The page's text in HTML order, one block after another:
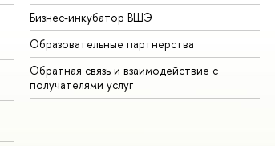
Бизнес-инкубатор ВШЭ
Образовательные партнерства
Обратная связь и взаимодействие с
получателями услуг